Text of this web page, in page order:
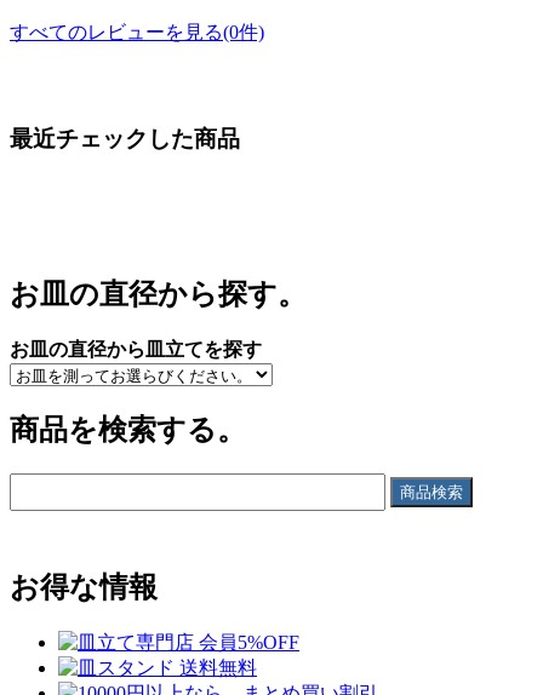
すべてのレビューを見る(0件)
最近チェックした商品
お皿の直径から探す。
お皿の直径から皿立てを探す
商品を検索する。
お得な情報